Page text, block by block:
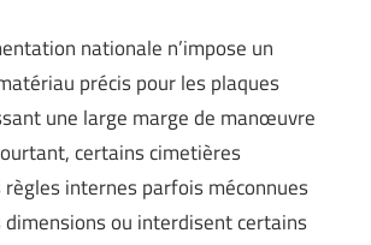
nationale n’impose un
précis pour les plaques
une large marge de manœuvre
certains cimetières
internes parfois méconnues
ou interdisent certains